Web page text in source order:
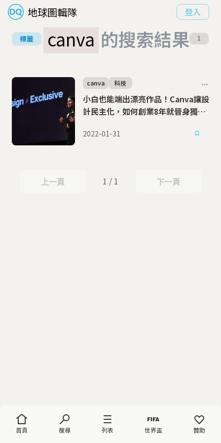
地球圖輯隊 登入
首頁 搜尋 列表 世界盃 贊助
標籤 canva 的搜索結果 1
小白也能端出漂亮作品！Canva讓設
計民主化，如何創業8年就晉身獨角
canva 科技
2022-01-31
上一頁
上一頁 1 / 1 下一頁
下一頁